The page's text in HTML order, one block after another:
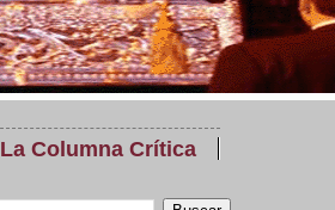
La Columna Crítica